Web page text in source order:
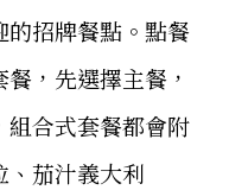
招牌餐點。點餐
，先選擇主餐，
組合式套餐都會附
、茄汁義大利